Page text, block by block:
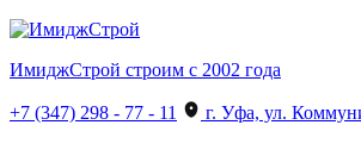
ИмиджСтрой строим с 2002 года
+7 (347) 298 - 77 - 11 г. Уфа, ул.